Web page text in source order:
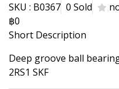
SKU : B0367 0 Sold
฿0
Short Description
Deep groove ball
2RS1 SKF